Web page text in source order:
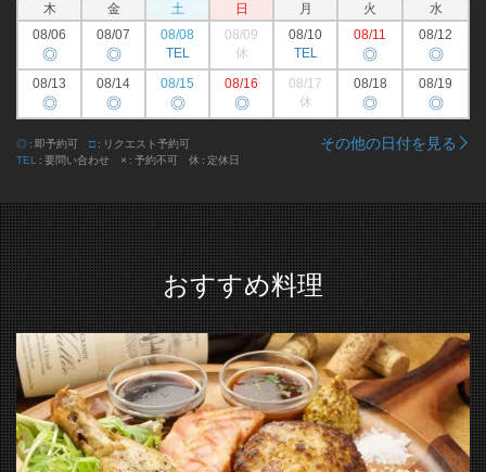
木 金 土 日 月 火
水
08/06
◎
08/07
◎
08/08
TEL
08/09
休
08/10
TEL
08/11
◎
08/12
◎
08/13
◎
08/14
◎
08/15
◎
08/16
◎
08/17
休
08/18
◎
08/19
◎
◎ 即予約可 □
リクエスト予約可
TEL
要問い合わせ × 予約不可 休 定休日
その他の日付を見る
おすすめ料理